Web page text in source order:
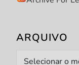
ARQUIVO
Arquivo